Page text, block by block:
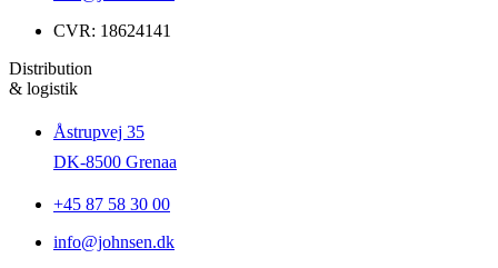
CVR: 18624141
Distribution
& logistik
Åstrupvej 35
DK-8500 Grenaa
+45 87 58 30 00
info@johnsen.dk